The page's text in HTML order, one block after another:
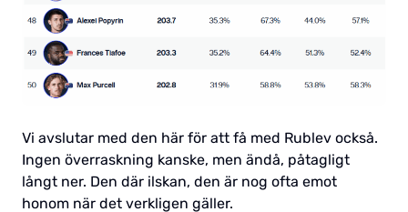
Vi avslutar med den här för att få med Rublev också.
Ingen överraskning kanske, men ändå, påtagligt
långt ner. Den där ilskan, den är nog ofta emot
honom när det verkligen gäller.